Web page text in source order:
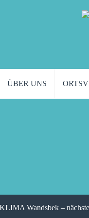
ÜBER UNS
Wandsbek –